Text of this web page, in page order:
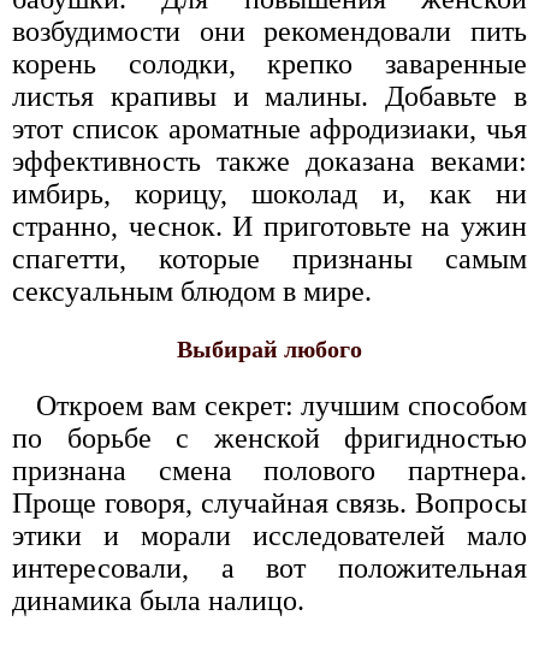
возбудимости они рекомендовали пить
корень солодки, крепко заваренные
листья крапивы и малины. Добавьте в
этот список ароматные афродизиаки, чья
эффективность также доказана веками:
имбирь, корицу, шоколад и, как ни
странно, чеснок. И приготовьте на ужин
спагетти, которые признаны самым
сексуальным блюдом в мире.
Выбирай любого
Откроем вам секрет: лучшим способом
по борьбе с женской фригидностью
признана смена полового партнера.
Проще говоря, случайная связь. Вопросы
этики и морали исследователей мало
интересовали, а вот положительная
динамика была налицо.